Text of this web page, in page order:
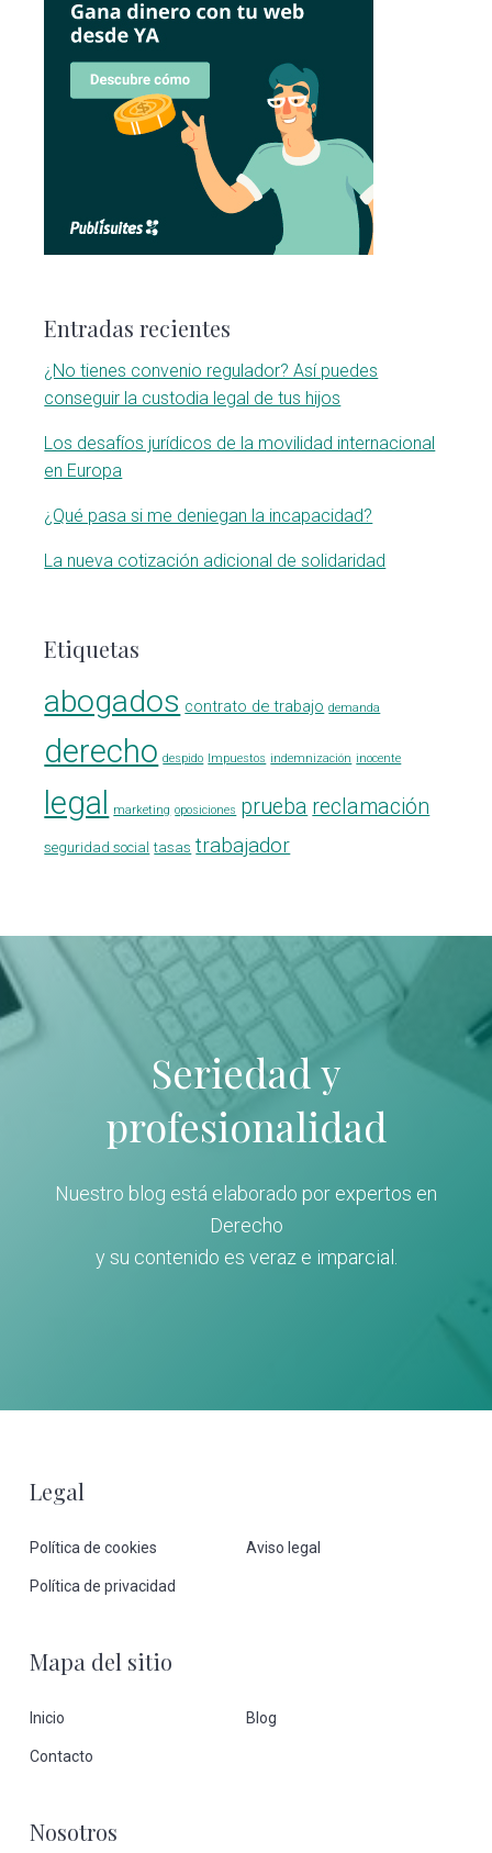
Entradas recientes
¿No tienes convenio regulador? Así puedes
conseguir la custodia legal de tus hijos
Los desafíos jurídicos de la movilidad internacional
en Europa
¿Qué pasa si me deniegan la incapacidad?
La nueva cotización adicional de solidaridad
Etiquetas
abogados contrato de trabajo demanda
derecho despido Impuestos indemnización inocente
legal marketing oposiciones prueba reclamación
seguridad social tasas trabajador
Seriedad y
profesionalidad
Nuestro blog está elaborado por expertos en
Derecho
y su contenido es veraz e imparcial.
Footer
Legal
Política de cookies Aviso legal
Política de privacidad
Mapa del sitio
Inicio Blog
Contacto
Nosotros